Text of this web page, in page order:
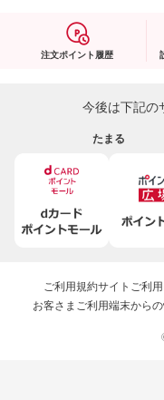
注文ポイント履歴
今後は下記の
たまる
ご利用規約サイトご利
お客さまご利用端末から